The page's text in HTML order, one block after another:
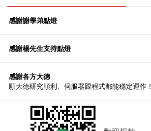
感謝謝學弟點燈
感謝楊先生支持點燈
感謝各方大德
願大德研究順利、伺服器跟程式都能穩定運作！